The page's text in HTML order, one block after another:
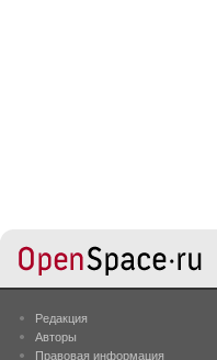
Редакция
Авторы
Правовая информация